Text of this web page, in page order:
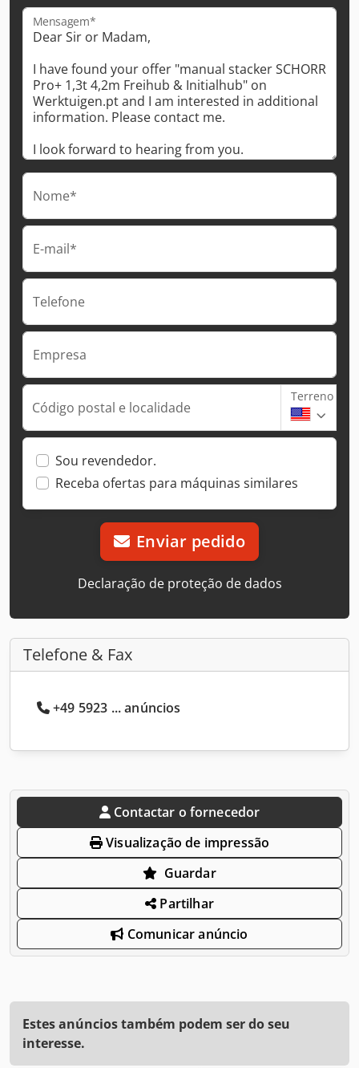
Mensagem*
Nome*
E-mail*
Telefone
Empresa
Código postal e localidade
Terreno
Sou revendedor.
Receba ofertas para máquinas similares
Enviar pedido
Declaração de proteção de dados
Telefone & Fax
+49 5923 ... anúncios
Contactar o fornecedor
Visualização de impressão
Guardar
Partilhar
Comunicar anúncio
Estes anúncios também podem ser do seu
interesse.